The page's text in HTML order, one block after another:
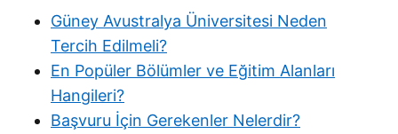
Güney Avustralya Üniversitesi Neden
Tercih Edilmeli?
En Popüler Bölümler ve Eğitim Alanları
Hangileri?
Başvuru İçin Gerekenler Nelerdir?